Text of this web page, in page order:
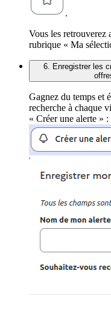
.
Vous les retrouverez
rubrique « Ma
6. Enregistrer les
Gagnez du temps et
recherche à chaque
« Créer une alerte » :